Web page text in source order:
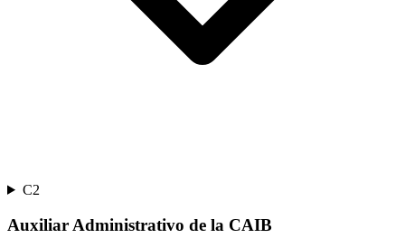
C2
Auxiliar Administrativo de la CAIB